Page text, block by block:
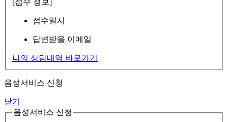
[접수 정보]
접수일시
답변받을 이메일
나의 상담내역 바로가기
음성서비스 신청
닫기
음성서비스 신청